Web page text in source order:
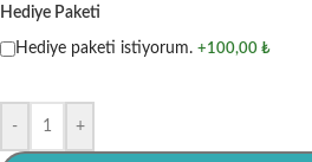
Hediye Paketi
Hediye paketi istiyorum. +100,00 ₺
- +